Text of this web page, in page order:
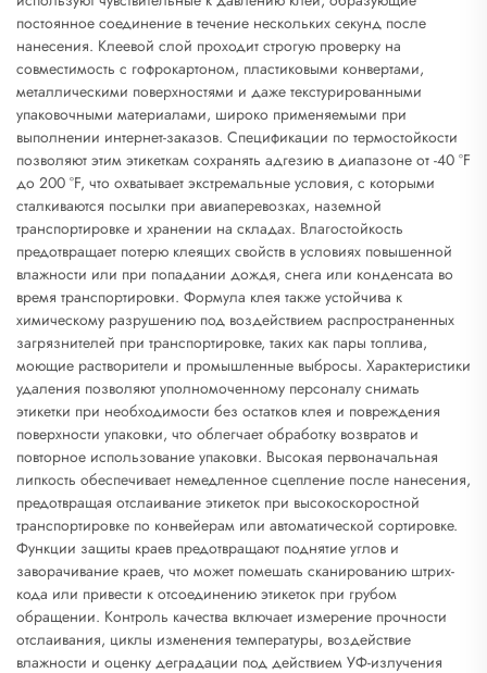
постоянное соединение в течение нескольких секунд после
нанесения. Клеевой слой проходит строгую проверку на
совместимость с гофрокартоном, пластиковыми конвертами,
металлическими поверхностями и даже текстурированными
упаковочными материалами, широко применяемыми при
выполнении интернет-заказов. Спецификации по термостойкости
позволяют этим этикеткам сохранять адгезию в диапазоне от -40 °F
до 200 °F, что охватывает экстремальные условия, с которыми
сталкиваются посылки при авиаперевозках, наземной
транспортировке и хранении на складах. Влагостойкость
предотвращает потерю клеящих свойств в условиях повышенной
влажности или при попадании дождя, снега или конденсата во
время транспортировки. Формула клея также устойчива к
химическому разрушению под воздействием распространенных
загрязнителей при транспортировке, таких как пары топлива,
моющие растворители и промышленные выбросы. Характеристики
удаления позволяют уполномоченному персоналу снимать
этикетки при необходимости без остатков клея и повреждения
поверхности упаковки, что облегчает обработку возвратов и
повторное использование упаковки. Высокая первоначальная
липкость обеспечивает немедленное сцепление после нанесения,
предотвращая отслаивание этикеток при высокоскоростной
транспортировке по конвейерам или автоматической сортировке.
Функции защиты краев предотвращают поднятие углов и
заворачивание краев, что может помешать сканированию штрих-
кода или привести к отсоединению этикеток при грубом
обращении. Контроль качества включает измерение прочности
отслаивания, циклы изменения температуры, воздействие
влажности и оценку деградации под действием УФ-излучения